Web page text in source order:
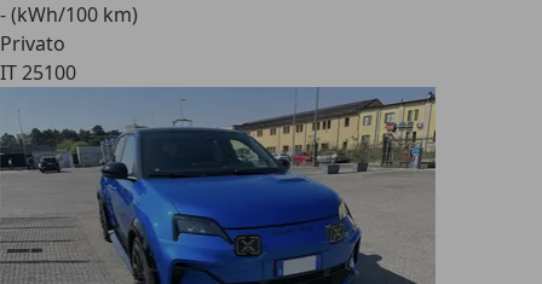
- (kWh/100 km)
Privato
IT 25100